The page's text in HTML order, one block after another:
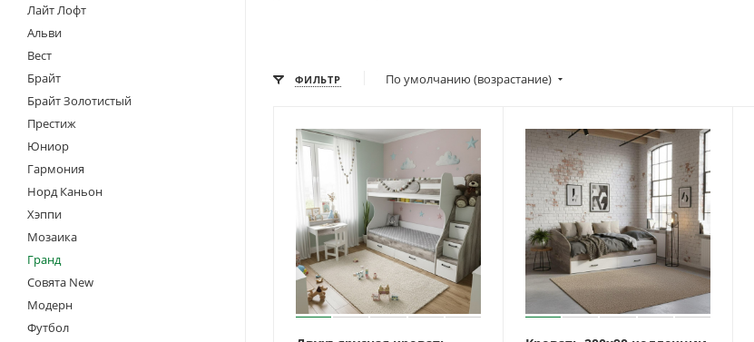
Лайт Лофт
Альви
Вест
Брайт
Брайт Золотистый
Престиж
Юниор
Гармония
Норд Каньон
Хэппи
Мозаика
Гранд
Совята New
Модерн
Футбол
ФИЛЬТР По умолчанию (возрастание)